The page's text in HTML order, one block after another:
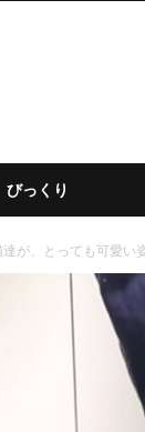
びっくり
が、とっても可愛